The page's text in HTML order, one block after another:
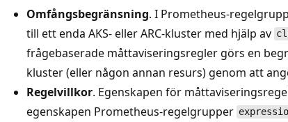
Omfångsbegränsning. I Prometheus-
till ett enda AKS- eller ARC-kluster med hjälp av
frågebaserade måttaviseringsregler görs en
kluster (eller någon annan resurs) genom att
Regelvillkor. Egenskapen för
egenskapen Prometheus-regelgrupper